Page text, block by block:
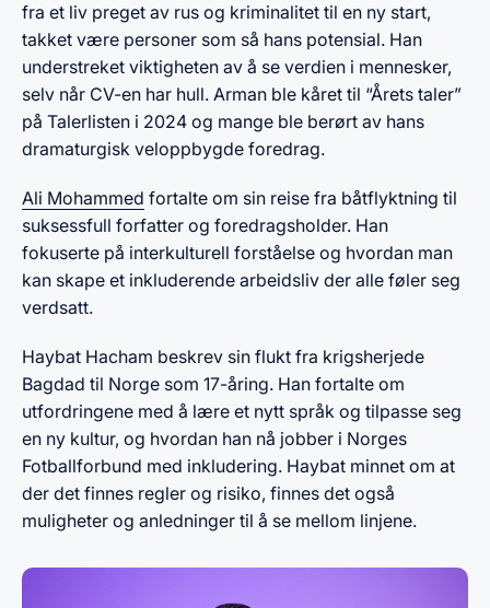
fra et liv preget av rus og kriminalitet til en ny start,
takket være personer som så hans potensial. Han
understreket viktigheten av å se verdien i mennesker,
selv når CV-en har hull. Arman ble kåret til “Årets taler”
på Talerlisten i 2024 og mange ble berørt av hans
dramaturgisk veloppbygde foredrag.
Ali Mohammed fortalte om sin reise fra båtflyktning til
suksessfull forfatter og foredragsholder. Han
fokuserte på interkulturell forståelse og hvordan man
kan skape et inkluderende arbeidsliv der alle føler seg
verdsatt.​
Haybat Hacham beskrev sin flukt fra krigsherjede
Bagdad til Norge som 17-åring. Han fortalte om
utfordringene med å lære et nytt språk og tilpasse seg
en ny kultur, og hvordan han nå jobber i Norges
Fotballforbund med inkludering. Haybat minnet om at
der det finnes regler og risiko, finnes det også
muligheter og anledninger til å se mellom linjene.